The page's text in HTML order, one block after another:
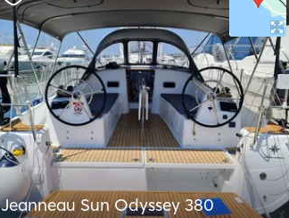
Jeanneau Sun Odyssey 380